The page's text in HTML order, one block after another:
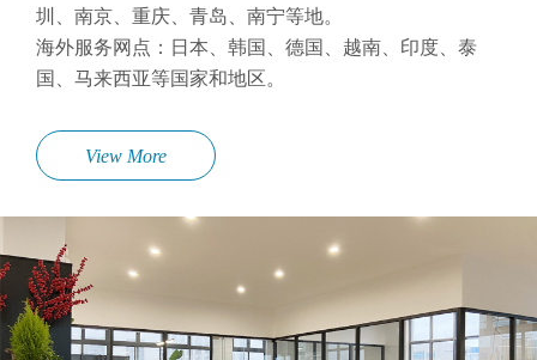
圳、南京、重庆、青岛、南宁等地。
海外服务网点：日本、韩国、德国、越南、印度、泰
国、马来西亚等国家和地区。
View More